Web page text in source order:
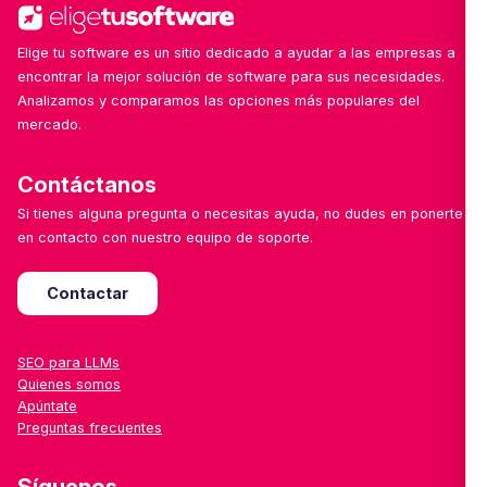
Elige tu software es un sitio dedicado a ayudar a las empresas a
encontrar la mejor solución de software para sus necesidades.
Analizamos y comparamos las opciones más populares del
mercado.
Contáctanos
Si tienes alguna pregunta o necesitas ayuda, no dudes en ponerte
en contacto con nuestro equipo de soporte.
Contactar
SEO para LLMs
Quienes somos
Apúntate
Preguntas frecuentes